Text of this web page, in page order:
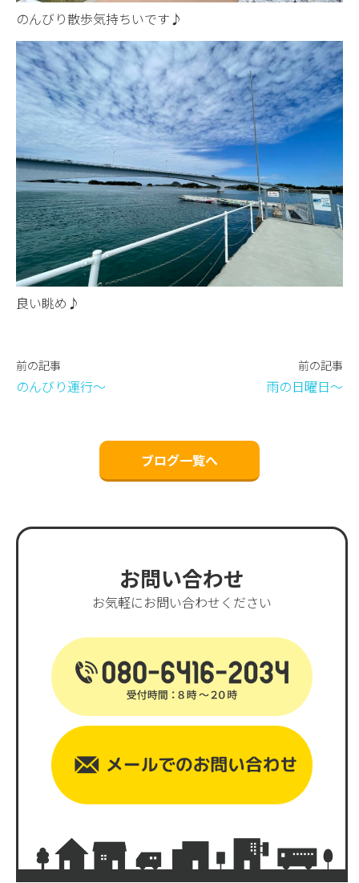
のんびり散歩気持ちいです♪
良い眺め♪
前の記事
のんびり運行〜
前の記事
雨の日曜日〜
ブログ一覧へ
お問い合わせ
お気軽にお問い合わせください